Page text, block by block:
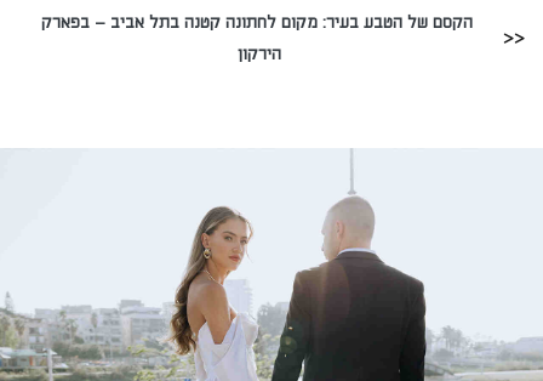
הקסם של הטבע בעיר: מקום לחתונה קטנה בתל אביב – בפארק
הירקון